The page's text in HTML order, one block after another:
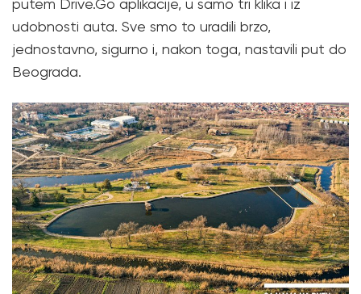
putem Drive.Go aplikacije, u samo tri klika i iz
udobnosti auta. Sve smo to uradili brzo,
jednostavno, sigurno i, nakon toga, nastavili put do
Beograda.